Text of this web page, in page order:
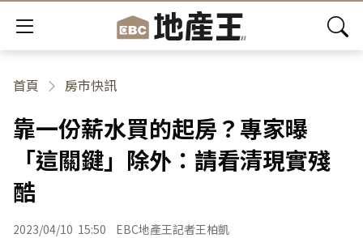
首頁 房市快訊
靠一份薪水買的起房？專家曝
「這關鍵」除外：請看清現實殘
酷
2023/04/10 15:50 EBC地產王記者王柏凱